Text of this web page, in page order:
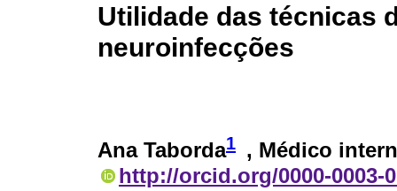
Utilidade das técnicas
neuroinfecções
Ana Taborda1 , Médico
http://orcid.org/0000-0003-